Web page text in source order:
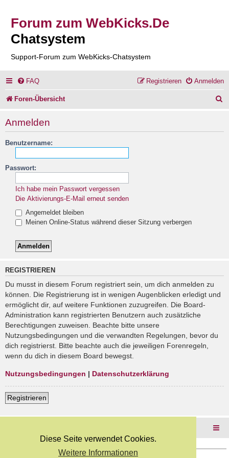
Diese Seite verwendet Cookies.
Weitere Informationen
Forum zum WebKicks.De
Chatsystem
Support-Forum zum WebKicks-Chatsystem
FAQ Anmelden
Registrieren
Foren-Übersicht
Anmelden
Benutzername:
Passwort:
Ich habe mein Passwort vergessen
Die Aktivierungs-E-Mail erneut senden
Angemeldet bleiben
Meinen Online-Status während dieser Sitzung verbergen
REGISTRIEREN
Du musst in diesem Forum registriert sein, um dich anmelden zu
können. Die Registrierung ist in wenigen Augenblicken erledigt und
ermöglicht dir, auf weitere Funktionen zuzugreifen. Die Board-
Administration kann registrierten Benutzern auch zusätzliche
Berechtigungen zuweisen. Beachte bitte unsere
Nutzungsbedingungen und die verwandten Regelungen, bevor du
dich registrierst. Bitte beachte auch die jeweiligen Forenregeln,
wenn du dich in diesem Board bewegst.
Nutzungsbedingungen | Datenschutzerklärung
Registrieren